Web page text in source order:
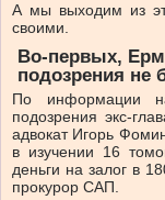
А мы выходим из
своими.
Во-первых,
подозрения не
По информации
подозрения экс-
адвокат Игорь
в изучении 16
деньги на залог в
прокурор САП.